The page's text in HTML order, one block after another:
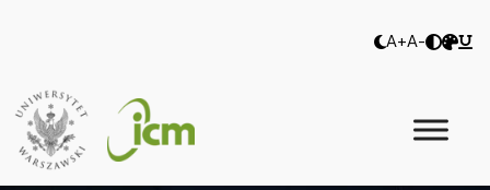
A+A-